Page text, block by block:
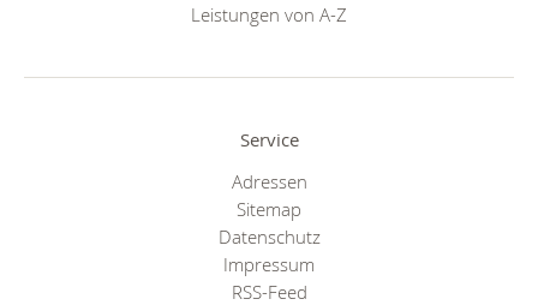
Leistungen von A-Z
Service
Adressen
Sitemap
Datenschutz
Impressum
RSS-Feed